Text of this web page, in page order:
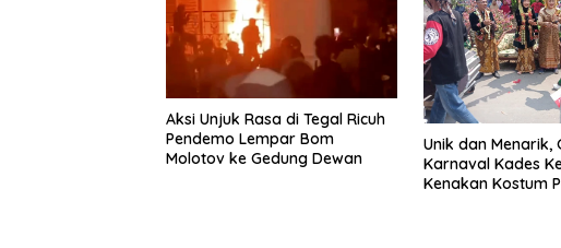
Aksi Unjuk Rasa di Tegal Ricuh
Pendemo Lempar Bom
Molotov ke Gedung Dewan
Unik dan Menarik,
Karnaval Kades
Kenakan Kostum